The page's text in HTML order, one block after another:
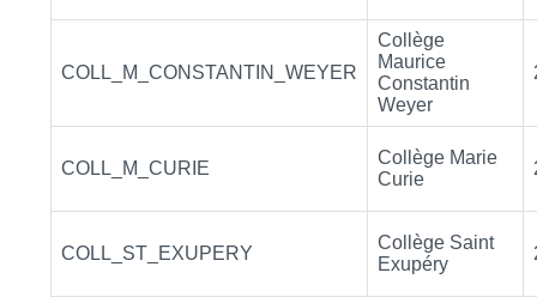
COLL_M_CONSTANTIN_WEYER
Collège
Maurice
Constantin
Weyer
COLL_M_CURIE
Collège Marie
Curie
COLL_ST_EXUPERY
Collège Saint
Exupéry